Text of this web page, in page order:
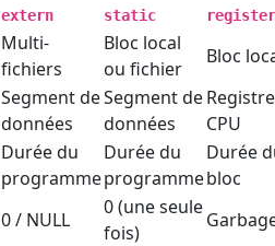
extern static register
Multi-
fichiers
Bloc local
ou fichier
Bloc
Segment de
données
Segment de
données
Registre
CPU
Durée du
programme
Durée du
programme
Durée
bloc
0 / NULL
0 (une seule
fois)